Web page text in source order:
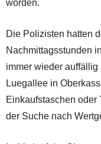
worden.
Die Polizisten hatten
Nachmittagsstunden
immer wieder
Luegallee in
Einkaufstaschen oder
der Suche nach